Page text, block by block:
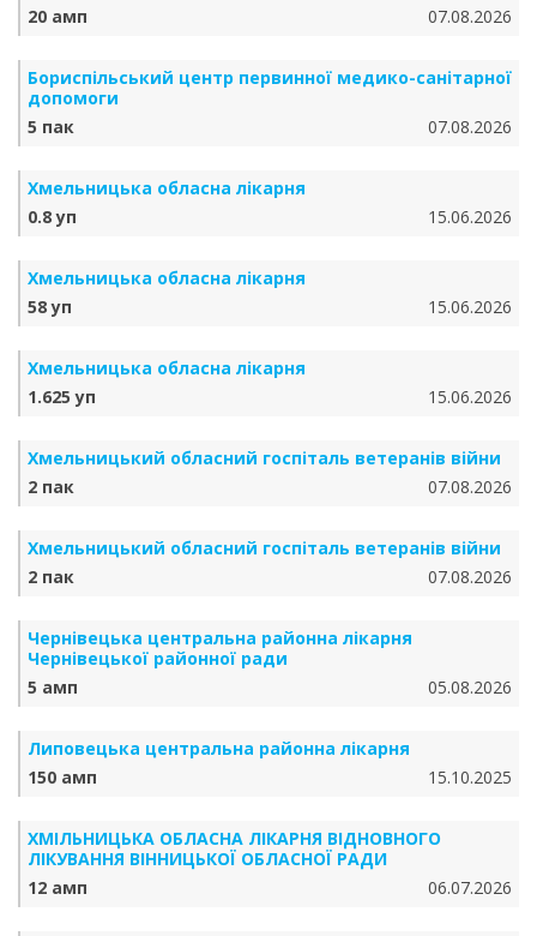
20 амп
07.08.2026
Бориспільський центр первинної медико-санітарної
допомоги
5 пак
07.08.2026
Хмельницька обласна лікарня
0.8 уп
15.06.2026
Хмельницька обласна лікарня
58 уп
15.06.2026
Хмельницька обласна лікарня
1.625 уп
15.06.2026
Хмельницький обласний госпіталь ветеранів війни
2 пак
07.08.2026
Хмельницький обласний госпіталь ветеранів війни
2 пак
07.08.2026
Чернівецька центральна районна лікарня
Чернівецької районної ради
5 амп
05.08.2026
Липовецька центральна районна лікарня
150 амп
15.10.2025
ХМІЛЬНИЦЬКА ОБЛАСНА ЛІКАРНЯ ВІДНОВНОГО
ЛІКУВАННЯ ВІННИЦЬКОЇ ОБЛАСНОЇ РАДИ
12 амп
06.07.2026